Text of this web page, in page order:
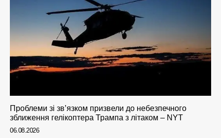
Проблеми зі зв’язком призвели до небезпечного
зближення гелікоптера Трампа з літаком – NYT
06.08.2026